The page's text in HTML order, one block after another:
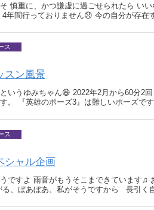
慎重に、かつ謙虚に過ごせられたら い
年間行っておりません😞 今の自分が存在
ス
スン風景
というゆみちゃん😆 2022年2月から60分2
。 『英雄のポーズ3』は難しいポーズで
ス
シャル企画
ですよ 雨音がもうそこまできています♫
る、ぼあぼあ、私がそうですから 長引く